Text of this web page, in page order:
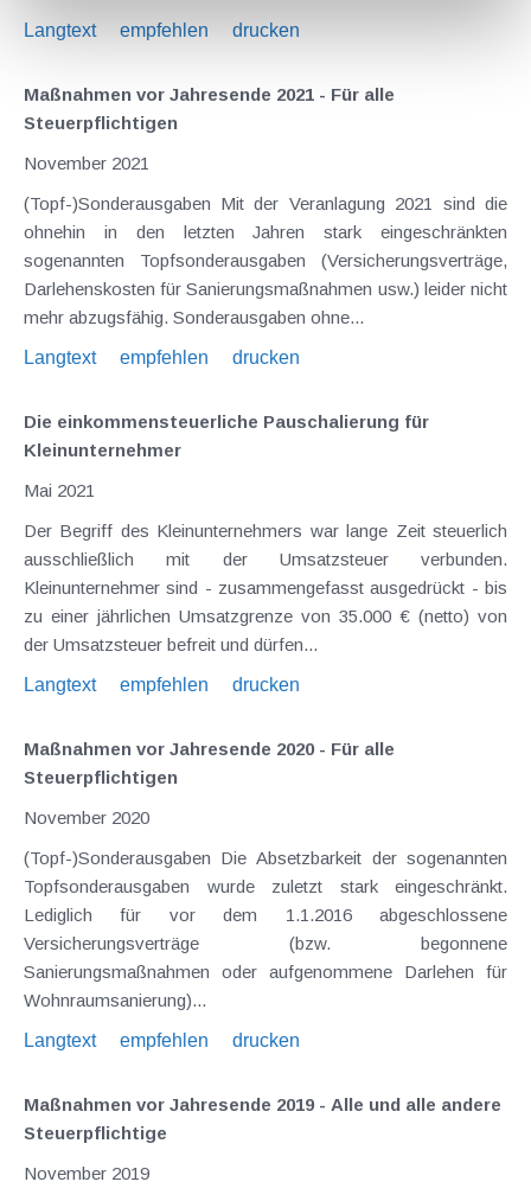
Langtext
empfehlen drucken
Maßnahmen vor Jahresende 2021 - Für alle
Steuerpflichtigen
November 2021
(Topf-)Sonderausgaben Mit der Veranlagung 2021 sind die
ohnehin in den letzten Jahren stark eingeschränkten
sogenannten Topfsonderausgaben (Versicherungsverträge,
Darlehenskosten für Sanierungsmaßnahmen usw.) leider nicht
mehr abzugsfähig. Sonderausgaben ohne...
Langtext
empfehlen drucken
Die einkommensteuerliche Pauschalierung für
Kleinunternehmer
Mai 2021
Der Begriff des Kleinunternehmers war lange Zeit steuerlich
ausschließlich mit der Umsatzsteuer verbunden.
Kleinunternehmer sind - zusammengefasst ausgedrückt - bis
zu einer jährlichen Umsatzgrenze von 35.000 € (netto) von
der Umsatzsteuer befreit und dürfen...
Langtext
empfehlen drucken
Maßnahmen vor Jahresende 2020 - Für alle
Steuerpflichtigen
November 2020
(Topf-)Sonderausgaben Die Absetzbarkeit der sogenannten
Topfsonderausgaben wurde zuletzt stark eingeschränkt.
Lediglich für vor dem 1.1.2016 abgeschlossene
Versicherungsverträge (bzw. begonnene
Sanierungsmaßnahmen oder aufgenommene Darlehen für
Wohnraumsanierung)...
Langtext
empfehlen drucken
Maßnahmen vor Jahresende 2019 - Alle und alle andere
Steuerpflichtige
November 2019